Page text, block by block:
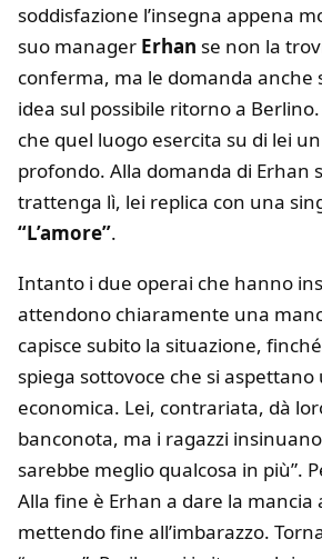
soddisfazione l’insegna appena
suo manager Erhan se non la
conferma, ma le domanda anche
idea sul possibile ritorno a
che quel luogo esercita su di lei
profondo. Alla domanda di Erhan
trattenga lì, lei replica con una
“L’amore”.
Intanto i due operai che hanno
attendono chiaramente una
capisce subito la situazione,
spiega sottovoce che si
economica. Lei, contrariata, dà
banconota, ma i ragazzi
sarebbe meglio qualcosa in più”.
Alla fine è Erhan a dare la mancia
mettendo fine all’imbarazzo.